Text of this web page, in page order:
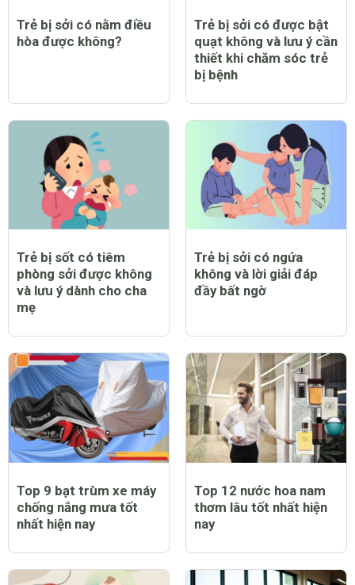
Trẻ bị sởi có nằm điều
hòa được không?
Trẻ bị sởi có được bật
quạt không và lưu ý cần
thiết khi chăm sóc trẻ
bị bệnh
Trẻ bị sốt có tiêm
phòng sởi được không
và lưu ý dành cho cha
mẹ
Trẻ bị sởi có ngứa
không và lời giải đáp
đầy bất ngờ
Top 9 bạt trùm xe máy
chống nắng mưa tốt
nhất hiện nay
Top 12 nước hoa nam
thơm lâu tốt nhất hiện
nay